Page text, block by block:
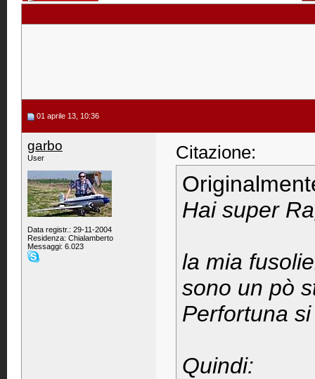
01 aprile 13, 10:36
garbo
User
Data registr.: 29-11-2004
Residenza: Chialamberto
Messaggi: 6.023
Citazione:
Hai super
la mia
sono un pò
Perfortuna
Quindi: